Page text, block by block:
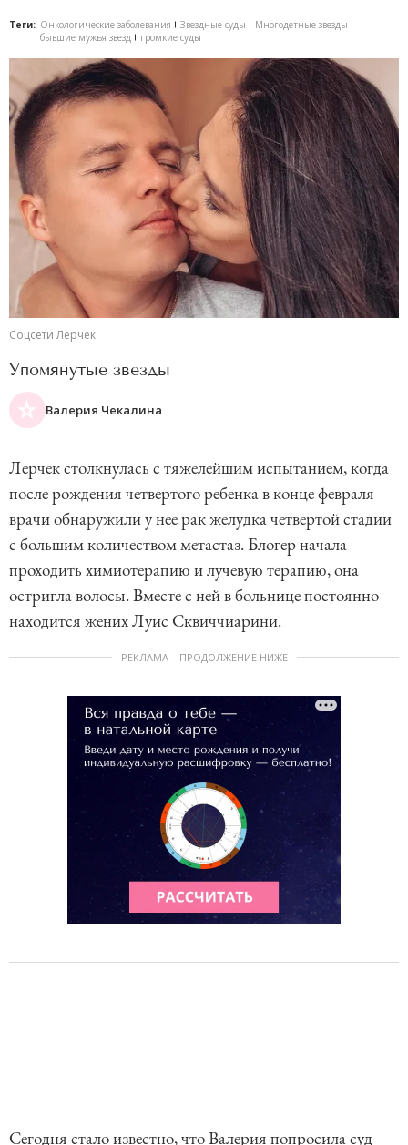
Теги: Онкологические заболевания Звездные суды
Многодетные звезды
бывшие мужья звезд
громкие суды
Соцсети Лерчек
Упомянутые звезды
Валерия Чекалина
Лерчек столкнулась с тяжелейшим испытанием, когда
после рождения четвертого ребенка в конце февраля
врачи обнаружили у нее рак желудка четвертой стадии
с большим количеством метастаз. Блогер начала
проходить химиотерапию и лучевую терапию, она
остригла волосы. Вместе с ней в больнице постоянно
находится жених Луис Сквиччиарини.
РЕКЛАМА – ПРОДОЛЖЕНИЕ НИЖЕ
Сегодня стало известно, что Валерия попросила суд